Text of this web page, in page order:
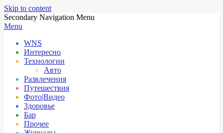
Skip to content
Secondary Navigation Menu
Menu
WNS
Интересно
Технологии
Авто
Развлечения
Путешествия
Фото|Видео
Здоровье
Бар
Прочее